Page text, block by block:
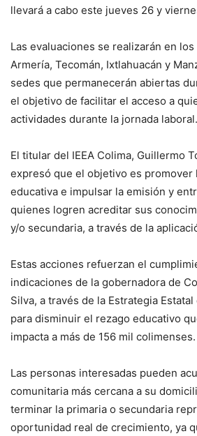
llevará a cabo este jueves 26 y
Las evaluaciones se realizarán en
Armería, Tecomán, Ixtlahuacán y
sedes que permanecerán abiertas
el objetivo de facilitar el acceso a
actividades durante la jornada laboral.
El titular del IEEA Colima, Guillermo
expresó que el objetivo es promover
educativa e impulsar la emisión y
quienes logren acreditar sus
y/o secundaria, a través de la
Estas acciones refuerzan el
indicaciones de la gobernadora de
Silva, a través de la Estrategia
para disminuir el rezago educativo
impacta a más de 156 mil colimenses.
Las personas interesadas pueden
comunitaria más cercana a su
terminar la primaria o secundaria
oportunidad real de crecimiento, ya